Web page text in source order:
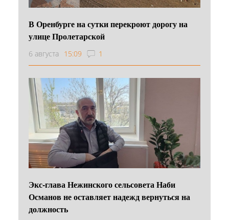
В Оренбурге на сутки перекроют дорогу на
улице Пролетарской
6 августа 15:09 1
Экс-глава Нежинского сельсовета Наби
Османов не оставляет надежд вернуться на
должность